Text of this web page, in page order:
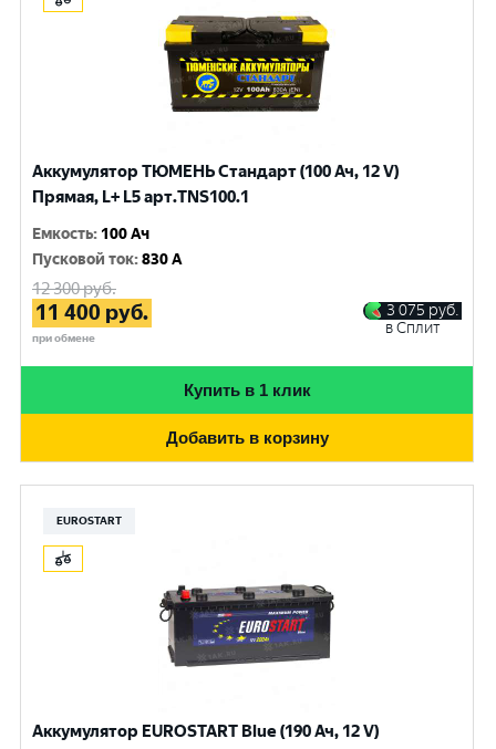
Аккумулятор ТЮМЕНЬ Стандарт (100 Ач, 12 V)
Прямая, L+ L5 арт.TNS100.1
Емкость: 100 Ач
Пусковой ток:830 A
12 300руб.
11 400 руб.
при обмене
3 075 руб.
в Сплит
Купить в 1 клик
Добавить в корзину
EUROSTART
Аккумулятор EUROSTART Blue (190 Ач, 12 V)